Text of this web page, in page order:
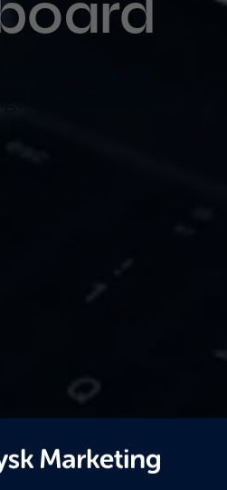
får du
samlet ét